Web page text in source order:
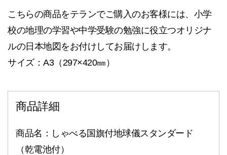
こちらの商品をテランでご購入のお客様には、小学
校の地理の学習や中学受験の勉強に役立つオリジナ
ルの日本地図をお付けしてお届けします。
サイズ：A3（297×420㎜）
商品詳細
商品名：しゃべる国旗付地球儀スタンダード
（乾電池付）